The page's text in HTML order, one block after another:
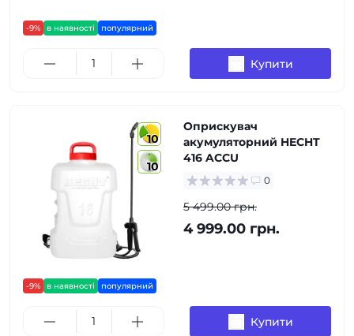
-9% в наявності популярний
Купити
10
10
-9% в наявності популярний
Оприскувач
акумуляторний HECHT
416 ACCU
0
5 499.00 грн.
4 999.00 грн.
Купити